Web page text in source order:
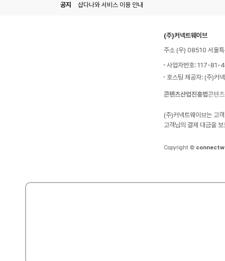
공지 샵다나와 서비스 이용 안내
(주)커넥트웨이브
주소 (우) 08510 서울
사업자번호: 117-81-
호스팅 제공자: (주)커
콘텐츠산업진흥법콘텐
(주)커넥트웨이브는 고
고객님의 결제 대금을
Copyright ©